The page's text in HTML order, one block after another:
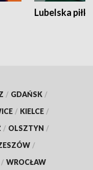
Lubelska piłka
/ GDAŃSK /
/ KIELCE /
/ OLSZTYN /
/
/ WROCŁAW